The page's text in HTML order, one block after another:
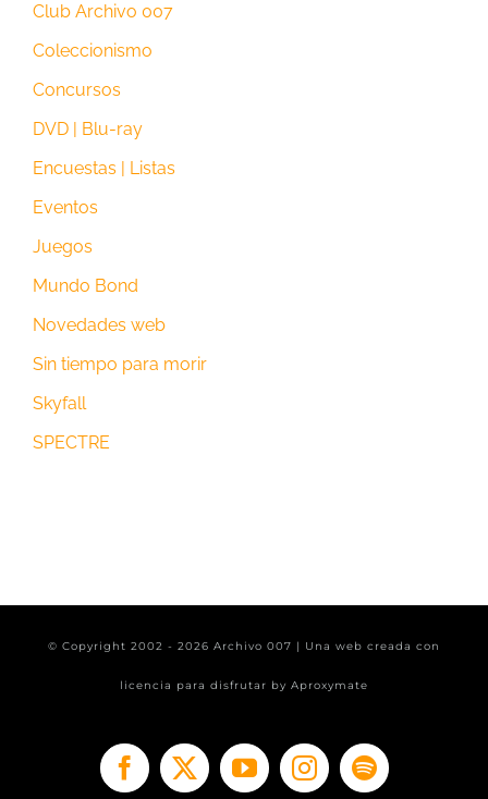
Club Archivo 007
Coleccionismo
Concursos
DVD | Blu-ray
Encuestas | Listas
Eventos
Juegos
Mundo Bond
Novedades web
Sin tiempo para morir
Skyfall
SPECTRE
© Copyright 2002 - 2026 Archivo 007 | Una web creada con
licencia para disfrutar by Aproxymate
Facebook
X YouTubeInstagramSpotify